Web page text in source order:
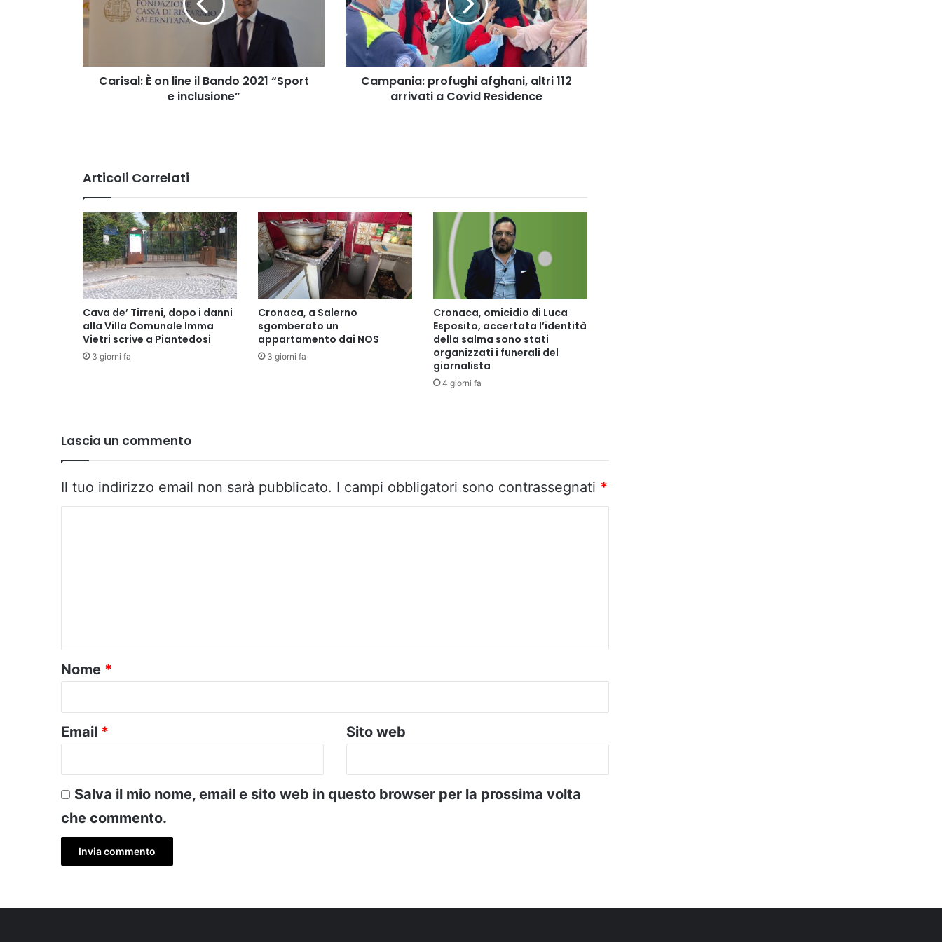
il
Bando
e
inclusione”
Carisal: È on line il Bando 2021 “Sport
e inclusione”
112
arrivati
a
Covid
Residence
Campania: profughi afghani, altri 112
arrivati a Covid Residence
Articoli Correlati
Cava de’ Tirreni, dopo i danni
alla Villa Comunale Imma
Vietri scrive a Piantedosi
3 giorni fa
Cronaca, a Salerno
sgomberato un
appartamento dai NOS
3 giorni fa
Cronaca, omicidio di Luca
Esposito, accertata l’identità
della salma sono stati
organizzati i funerali del
giornalista
4 giorni fa
Lascia un commento
Il tuo indirizzo email non sarà pubblicato. I campi obbligatori sono contrassegnati *
o
*
Nome *
Email * Sito web
Salva il mio nome, email e sito web in questo browser per la prossima volta
che commento.